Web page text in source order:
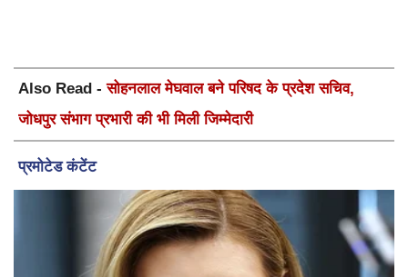
Also Read -सोहनलाल मेघवाल बने परिषद के प्रदेश सचिव,
जोधपुर संभाग प्रभारी की भी मिली जिम्मेदारी